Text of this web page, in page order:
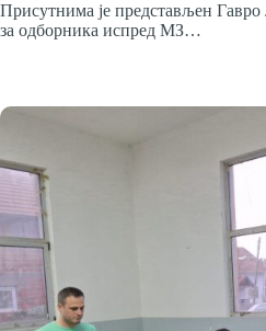
Присутнима је представљен Гавро
за одборника испред МЗ…